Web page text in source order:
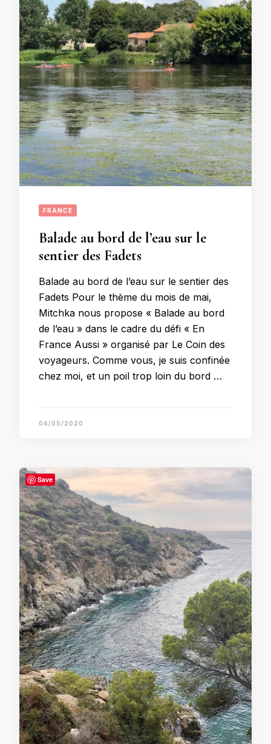
FRANCE
Balade au bord de l’eau sur le
sentier des Fadets
Balade au bord de l’eau sur le sentier des
Fadets Pour le thème du mois de mai,
Mitchka nous propose « Balade au bord
de l’eau » dans le cadre du défi « En
France Aussi » organisé par Le Coin des
voyageurs. Comme vous, je suis confinée
chez moi, et un poil trop loin du bord …
04/05/2020
Save